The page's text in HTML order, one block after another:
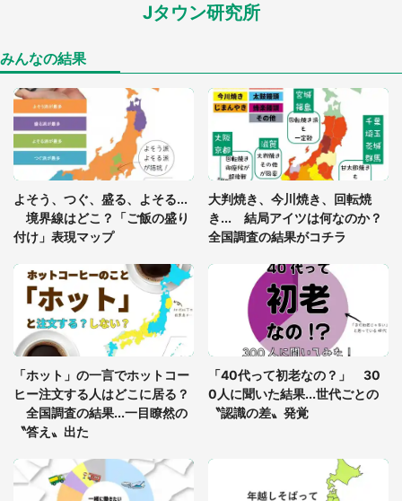
家に〝デカい蛾〟が居座り続けて3日間...ビビり続
「○○がない街に住んでいます」住人の呟きに30万
人驚がく 何が存在しないか、あなたはわかる？
「閉所恐怖症の私は新幹線で大パニック。隣席の青
年に『手を繋いで』とお願いしたら...」 体験談に
8万人感動
知らぬおじいさんがわざわざ声をかけてきて（兵庫
県・30代女性）
「ゾワゾワする」「本当に気持ち悪い」 道端でバ
グっちゃってた〝野生の野菜〟に6.5万人戦慄
Jタウン研究所
みんなの結果
よそう、つぐ、盛る、よそる...
境界線はどこ？「ご飯の盛り
付け」表現マップ
大判焼き、今川焼き、回転焼
き... 結局アイツは何なのか？
全国調査の結果がコチラ
「ホット」の一言でホットコー
ヒー注文する人はどこに居る？
全国調査の結果...一目瞭然の
〝答え〟出た
「40代って初老なの？」 30
0人に聞いた結果...世代ごとの
〝認識の差〟発覚